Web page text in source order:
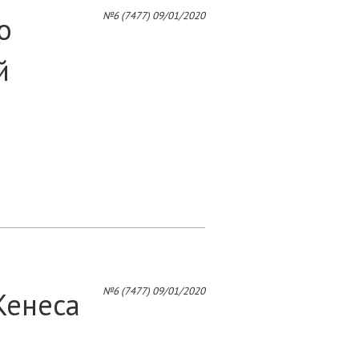
4
№6 (7477) 09/01/2020
№6 (7477) 09/01/2020